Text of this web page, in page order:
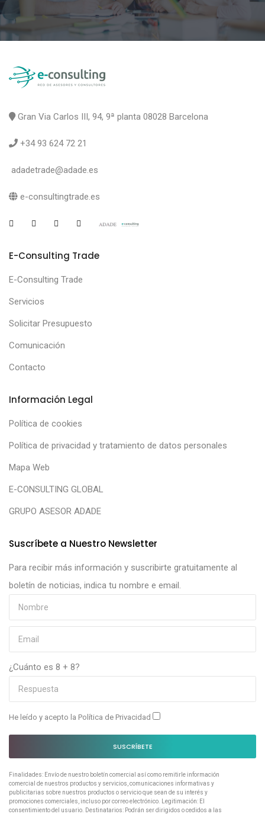
Gran Via Carlos III, 94, 9ª planta 08028 Barcelona
+34 93 624 72 21
adadetrade@adade.es
e-consultingtrade.es
E-Consulting Trade
E-Consulting Trade
Servicios
Solicitar Presupuesto
Comunicación
Contacto
Información Legal
Política de cookies
Política de privacidad y tratamiento de datos personales
Mapa Web
E-CONSULTING GLOBAL
GRUPO ASESOR ADADE
Suscríbete a Nuestro Newsletter
Para recibir más información y suscribirte gratuitamente al
boletín de noticias, indica tu nombre e email.
¿Cuánto es 8 + 8?
He leído y acepto la Política de Privacidad
SUSCRÍBETE
Finalidades: Envío de nuestro boletín comercial así como remitirle información
comercial de nuestros productos y servicios, comunicaciones informativas y
publicitarias sobre nuestros productos o servicio que sean de su interés y
promociones comerciales, incluso por correo electrónico. Legitimación: El
consentimiento del usuario. Destinatarios: Podrán ser dirigidos o cedidos a las